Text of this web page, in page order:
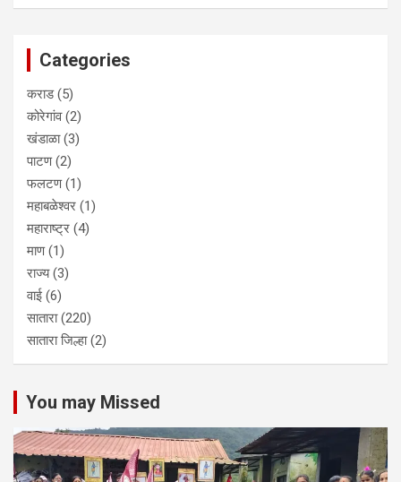
Categories
कराड(5)
कोरेगांव(2)
खंडाळा(3)
पाटण(2)
फलटण(1)
महाबळेश्वर (1)
महाराष्ट्र (4)
माण(1)
राज्य(3)
वाई (6)
सातारा(220)
सातारा जिल्हा(2)
You may Missed